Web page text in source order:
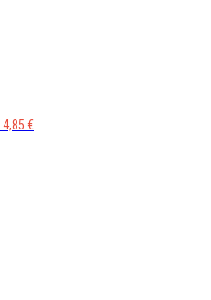
4,85 €